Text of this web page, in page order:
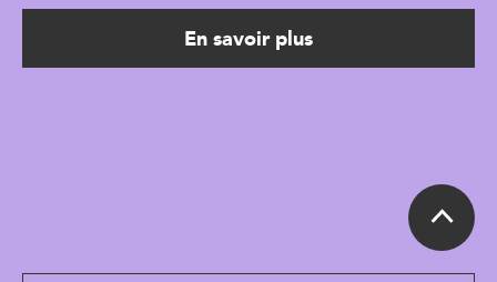
En savoir plus